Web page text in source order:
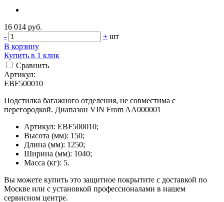
16 014 руб.
-
+ шт
В корзину
Купить в 1 клик
Сравнить
Артикул:
EBF500010
Подстилка багажного отделения, не совместима с
перегородкой. Диапазон VIN From AA000001
Артикул: EBF500010;
Высота (мм): 150;
Длина (мм): 1250;
Ширина (мм): 1040;
Масса (кг): 5.
Вы можете купить это защитное покрытите с доставкой по
Москве или с установкой профессионалами в нашем
сервисном центре.